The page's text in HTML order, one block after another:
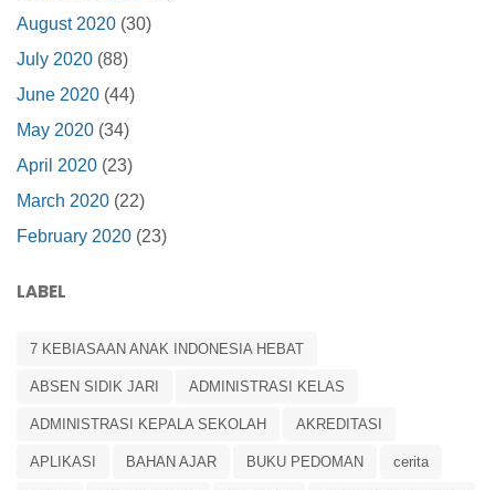
August 2020 (30)
July 2020 (88)
June 2020 (44)
May 2020 (34)
April 2020 (23)
March 2020 (22)
February 2020 (23)
LABEL
7 KEBIASAAN ANAK INDONESIA HEBAT
ABSEN SIDIK JARI ADMINISTRASI KELAS
ADMINISTRASI KEPALA SEKOLAH AKREDITASI
APLIKASI BAHAN AJAR BUKU PEDOMAN cerita